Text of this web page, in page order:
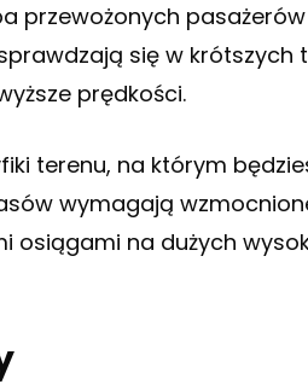
przewożonych
się w krótszych
prędkości.
terenu, na którym
wymagają
osiągami na dużych